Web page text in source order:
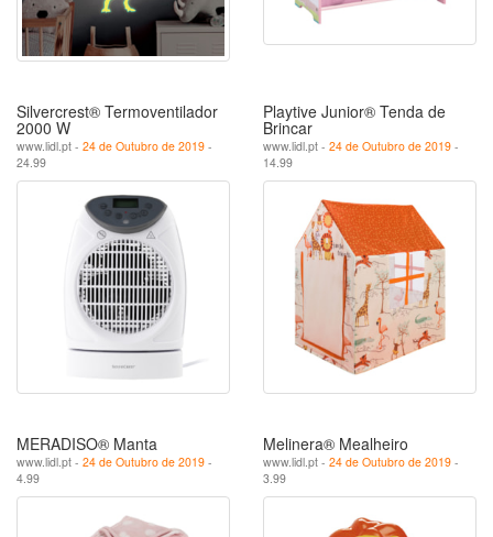
Silvercrest® Termoventilador
2000 W
www.lidl.pt - 24 de Outubro de 2019 -
24.99
Playtive Junior® Tenda de
Brincar
www.lidl.pt - 24 de Outubro de 2019 -
14.99
MERADISO® Manta
www.lidl.pt - 24 de Outubro de 2019 -
4.99
Melinera® Mealheiro
www.lidl.pt - 24 de Outubro de 2019 -
3.99